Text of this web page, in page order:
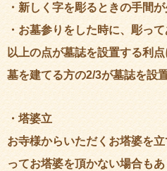
・新しく字を彫るときの手間
・お墓参りをした時に、彫っ
以上の点が墓誌を設置する利
墓を建てる方の2/3が墓誌を設
・塔婆立
お寺様からいただくお塔婆を
ってお塔婆を頂かない場合もあ